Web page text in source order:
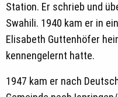
Station. Er schrieb und
Swahili. 1940 kam er in
Elisabeth Guttenhöfer
kennengelernt hatte.
1947 kam er nach